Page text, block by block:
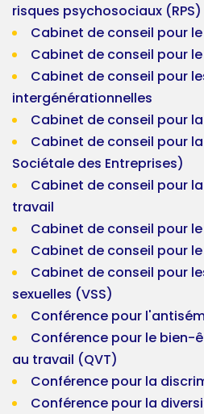
risques psychosociaux (RPS)
Cabinet de conseil pour
Cabinet de conseil pour
Cabinet de conseil pour
intergénérationnelles
Cabinet de conseil pour
Cabinet de conseil pour
Sociétale des Entreprises)
Cabinet de conseil pour
travail
Cabinet de conseil pour
Cabinet de conseil pour
Cabinet de conseil pour
sexuelles (VSS)
Conférence pour
Conférence pour le bien-
au travail (QVT)
Conférence pour la
Conférence pour la